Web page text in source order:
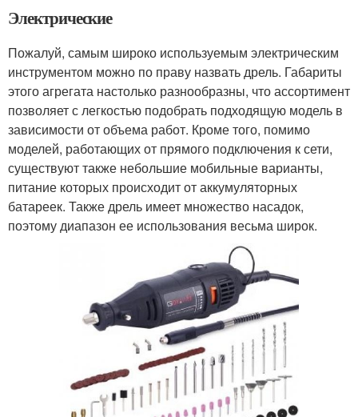
Электрические
Пожалуй, самым широко используемым электрическим
инструментом можно по праву назвать дрель. Габариты
этого агрегата настолько разнообразны, что ассортимент
позволяет с легкостью подобрать подходящую модель в
зависимости от объема работ. Кроме того, помимо
моделей, работающих от прямого подключения к сети,
существуют также небольшие мобильные варианты,
питание которых происходит от аккумуляторных
батареек. Также дрель имеет множество насадок,
поэтому диапазон ее использования весьма широк.